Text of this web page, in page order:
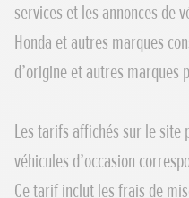
services et les annonces de
Honda et autres marques
d’origine et autres marques
Les tarifs affichés sur le site
véhicules d’occasion
Ce tarif inclut les frais de